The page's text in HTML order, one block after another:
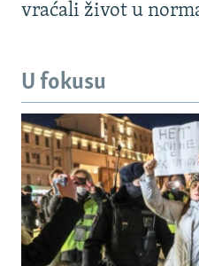
vraćali život u
U fokusu